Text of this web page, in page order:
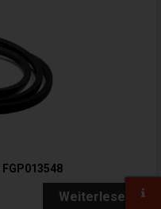
Weiterlesen